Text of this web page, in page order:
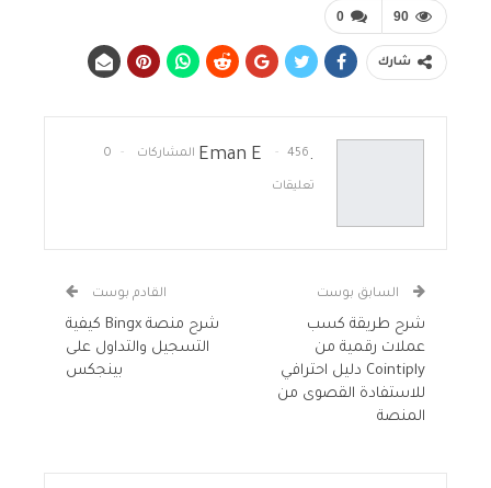
0 90
شارك
.Eman E 456 المشاركات 0
تعليقات
السابق بوست
شرح طريقة كسب
عملات رقمية من
Cointiply دليل احترافي
للاستفادة القصوى من
المنصة
القادم بوست
شرح منصة Bingx كيفية
التسجيل والتداول على
بينجكس